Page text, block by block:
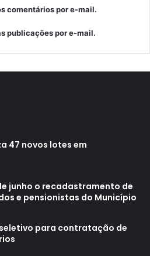
comentários por e-mail.
publicações por e-mail.
47 novos lotes em
junho o recadastramento de
e pensionistas do Município
para contratação de